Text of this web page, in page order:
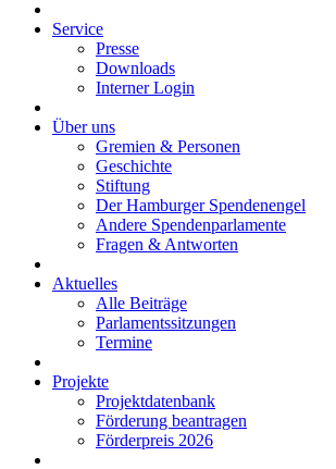
Service
Presse
Downloads
Interner Login
Über uns
Gremien & Personen
Geschichte
Stiftung
Der Hamburger Spendenengel
Andere Spendenparlamente
Fragen & Antworten
Aktuelles
Alle Beiträge
Parlamentssitzungen
Termine
Projekte
Projektdatenbank
Förderung beantragen
Förderpreis 2026